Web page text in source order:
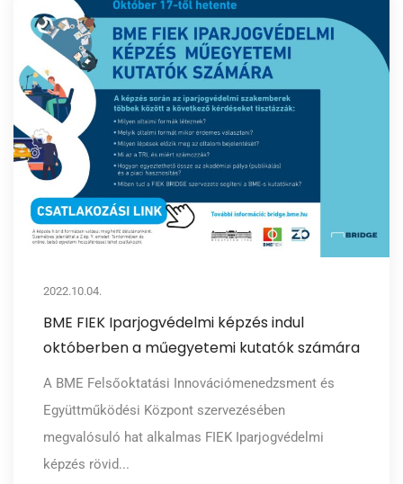
2022.10.04.
BME FIEK Iparjogvédelmi képzés indul
októberben a műegyetemi kutatók számára
A BME Felsőoktatási Innovációmenedzsment és
Együttműködési Központ szervezésében
megvalósuló hat alkalmas FIEK Iparjogvédelmi
képzés rövid...